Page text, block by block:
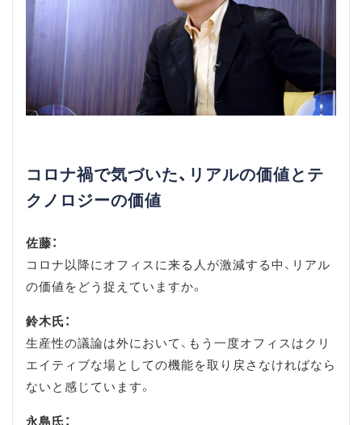
コロナ禍で気づいた、リアルの価値とテ
クノロジーの価値
佐藤：
コロナ以降にオフィスに来る人が激減する中、リアル
の価値をどう捉えていますか。
鈴木氏：
生産性の議論は外において、もう一度オフィスはクリ
エイティブな場としての機能を取り戻さなければなら
ないと感じています。
永島氏：